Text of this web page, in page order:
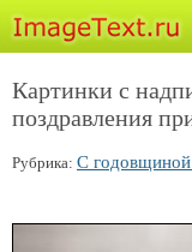
Картинки с
поздравления
Рубрика: С годовщиной